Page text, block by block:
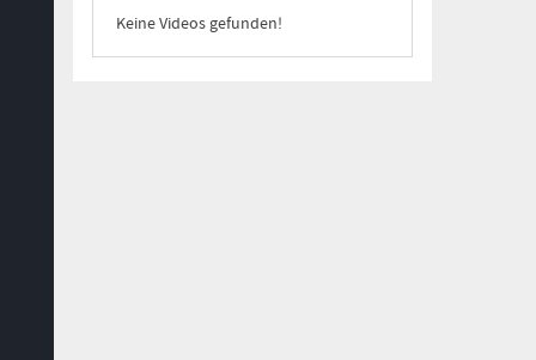
Keine Videos gefunden!